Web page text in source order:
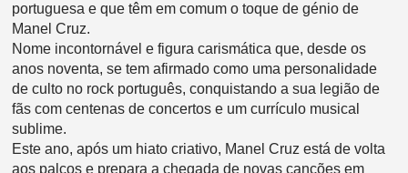
portuguesa e que têm em comum o toque de génio de
Manel Cruz.
Nome incontornável e figura carismática que, desde os
anos noventa, se tem afirmado como uma personalidade
de culto no rock português, conquistando a sua legião de
fãs com centenas de concertos e um currículo musical
sublime.
Este ano, após um hiato criativo, Manel Cruz está de volta
aos palcos e prepara a chegada de novas canções em